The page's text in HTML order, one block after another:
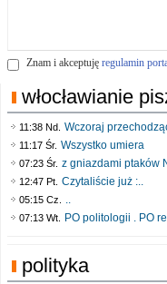
Znam i akceptuję regulamin
włocławianie
11:38 Nd. Wczoraj
11:17 Śr. Wszystko umiera
07:23 Śr. z gniazdami ptaków
12:47 Pt. Czytaliście już :..
05:15 Cz. ..
07:13 Wt. PO politologii . PO
polityka